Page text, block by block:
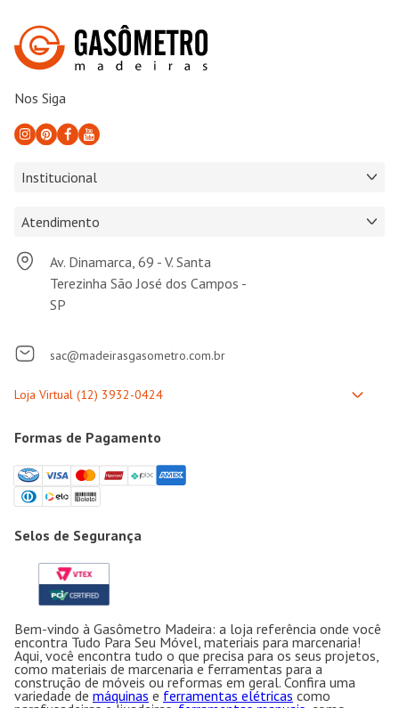
Nos Siga
Institucional
Atendimento
Av. Dinamarca, 69 - V. Santa
Terezinha São José dos Campos -
SP
sac@madeirasgasometro.com.br
Formas de Pagamento
Selos de Segurança
Bem-vindo à Gasômetro Madeira: a loja referência onde você
encontra Tudo Para Seu Móvel, materiais para marcenaria!
Aqui, você encontra tudo o que precisa para os seus projetos,
como materiais de marcenaria e ferramentas para a
construção de móveis ou reformas em geral. Confira uma
variedade de máquinas e ferramentas elétricas como